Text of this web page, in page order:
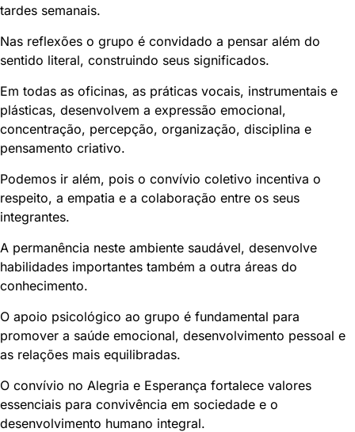
tardes semanais.
Nas reflexões o grupo é convidado a pensar além do
sentido literal, construindo seus significados.
Em todas as oficinas, as práticas vocais, instrumentais e
plásticas, desenvolvem a expressão emocional,
concentração, percepção, organização, disciplina e
pensamento criativo.
Podemos ir além, pois o convívio coletivo incentiva o
respeito, a empatia e a colaboração entre os seus
integrantes.
A permanência neste ambiente saudável, desenvolve
habilidades importantes também a outra áreas do
conhecimento.
O apoio psicológico ao grupo é fundamental para
promover a saúde emocional, desenvolvimento pessoal e
as relações mais equilibradas.
O convívio no Alegria e Esperança fortalece valores
essenciais para convivência em sociedade e o
desenvolvimento humano integral.